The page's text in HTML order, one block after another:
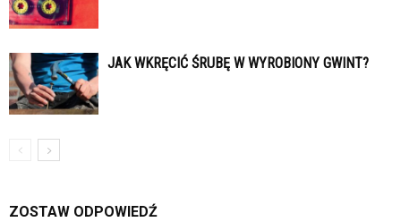
JAK WKRĘCIĆ ŚRUBĘ W WYROBIONY GWINT?
ZOSTAW ODPOWIEDŹ